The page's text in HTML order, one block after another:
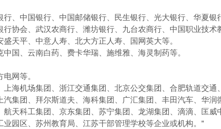
、中国银行、中国邮储银行、民生银行、光大银行、华夏
协会、武汉农商行、潍坊银行、九台农商行、中国职业技
天平、中意人寿、北大方正人寿、国网英大等。
国、云南白药、费卡华瑞、施维雅、海灵制药等。
网等。
海机场集团、浙江交通集团、北京公交集团、合肥轨道交通
集团、拜尔斯道夫、海科集团、广汇集团、丰田汽车、华
天科工集团、京东集团、苏宁集团、龙湖集团、滴滴、匡
园区、苏州教育局、江苏干部管理学校等企业或机构。"